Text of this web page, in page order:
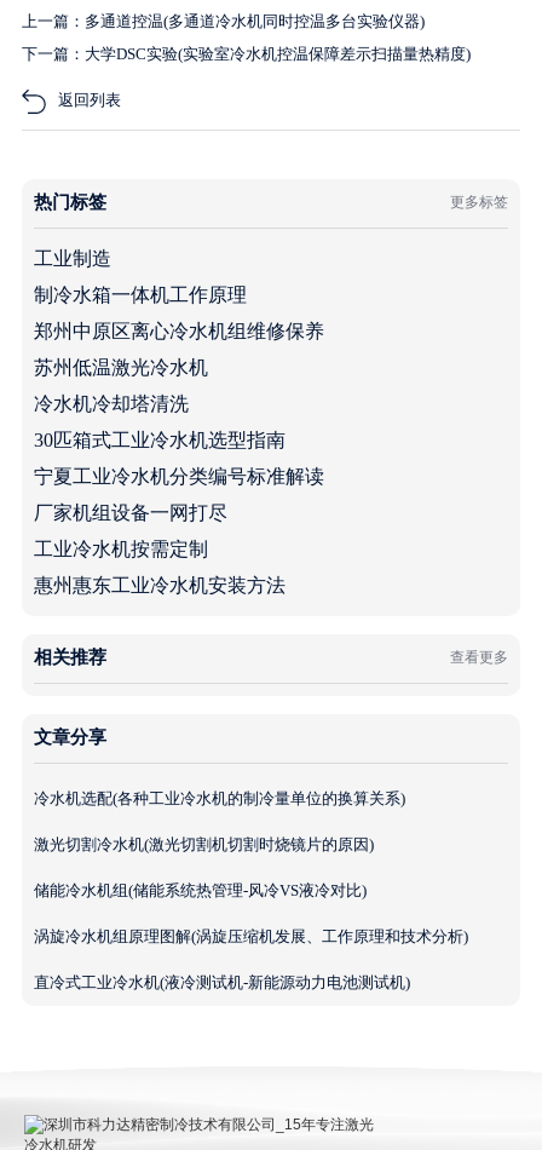
上一篇：多通道控温(多通道冷水机同时控温多台实验仪器)
下一篇：大学DSC实验(实验室冷水机控温保障差示扫描量热精度)
返回列表
热门标签 更多标签
工业制造
制冷水箱一体机工作原理
郑州中原区离心冷水机组维修保养
苏州低温激光冷水机
冷水机冷却塔清洗
30匹箱式工业冷水机选型指南
宁夏工业冷水机分类编号标准解读
厂家机组设备一网打尽
工业冷水机按需定制
惠州惠东工业冷水机安装方法
相关推荐 查看更多
文章分享
冷水机选配(各种工业冷水机的制冷量单位的换算关系)
激光切割冷水机(激光切割机切割时烧镜片的原因)
储能冷水机组(储能系统热管理-风冷VS液冷对比)
涡旋冷水机组原理图解(涡旋压缩机发展、工作原理和技术分析)
直冷式工业冷水机(液冷测试机-新能源动力电池测试机)